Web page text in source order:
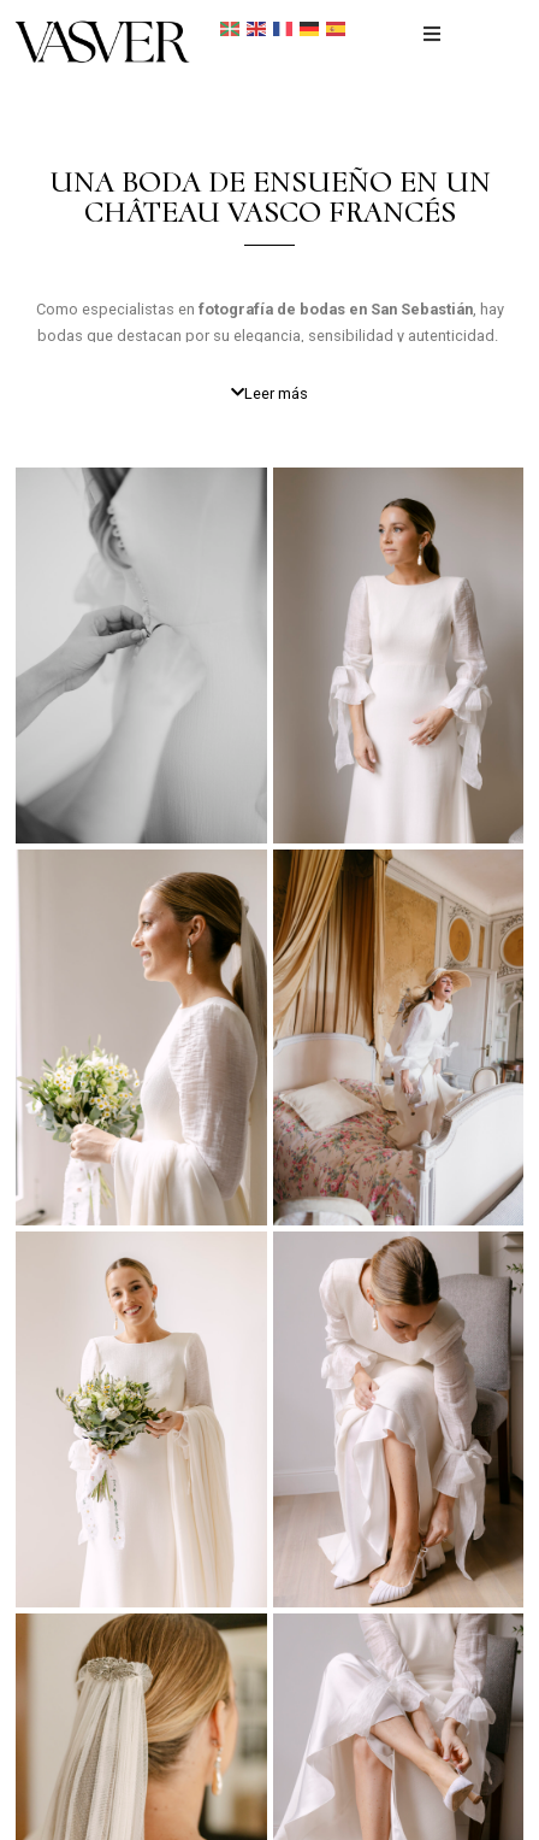
Recién nacidos
UNA BODA DE ENSUEÑO EN UN
CHÂTEAU VASCO FRANCÉS
Como especialistas en fotografía de bodas en San Sebastián, hay
bodas que destacan por su elegancia, sensibilidad y autenticidad.
Ainhoa y Salvadorfue una de ellas. Un día inolvidable
Fotografía de
en San Sebastián en un château
Cada detalle estuvo cuidadosamente diseñado por
Marita por el
Norte, wedding planner. Ella transformó el château en un espacio
romántico y sofisticado. El entorno, con jardines históricos y
arquitectura vasco francesa, creó una atmósfera muy especial.
Ainhoa lució un vestido de mariagadea_ atelier . Lo acompañó una
pamela de
Alexia Alvoraz de Toledo
. El resultado fue un look
elegante y muy editorial.
El peinado fue obra demarthagaraybridal, el cual encajaba con la
estética natural de la novia.
Detalles de una boda inolvidable
La decoración floral de flowersandcollenó el château de color y
textura. Las invitaciones de labahiacreativamarcaron el estilo
desde el inicio. Todo siguió una línea estética muy cuidada.
El catering fue realizado por somos_echaurrenyboaleventos . La
propuesta gastronómica elevó la experiencia de los invitados. Cada
momento estuvo cuidado al detalle.
Una celebración publicada en ¡HOLA! Novias
Esta boda fue publicada en la prestigiosa revista ¡HOLA! Novias.
Un reconocimiento a su estética, su organización y su nivel de
detalle. Fue una celebración con alma editorial. Una boda que
combina estilo y emoción. Además, apareció en medios
especializados de bodas de lujo
Fotografía de bodas en San Sebastián y destinos
exclusivos
Como fotógrafo de bodas en San Sebastián
y destinos
exclusivos, buscamos capturar momentos reales. La combinación
de luz, emoción y detalles convierte cada boda en una historia
única y eterna. Cada imagen refleja la esencia real de un día
irrepetible.
Cada proyecto se trabaja de forma personalizada para contar la
historia de cada pareja con autenticidad y estilo editorial. Nuestro
objetivo es convertirla en un recuerdo eterno lleno de belleza
natural.
Leer más